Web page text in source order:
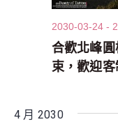
合歡北峰
束，歡迎
2030-03-24-
4 月 2030